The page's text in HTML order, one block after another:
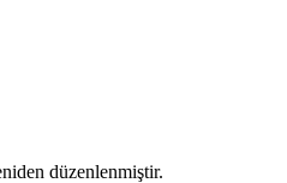
düzenlenmiştir.